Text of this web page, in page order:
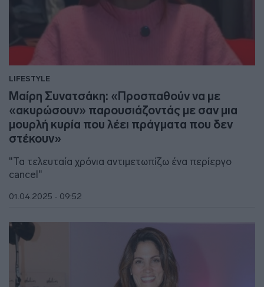
LIFESTYLE
Μαίρη Συνατσάκη: «Προσπαθούν να με
«ακυρώσουν» παρουσιάζοντάς με σαν μια
μουρλή κυρία που λέει πράγματα που δεν
στέκουν»
"Τα τελευταία χρόνια αντιμετωπίζω ένα περίεργο
cancel"
01.04.2025 - 09:52